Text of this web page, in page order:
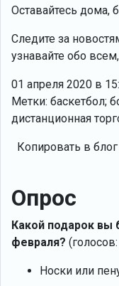
Оставайтесь дома,
Следите за
узнавайте обо
01 апреля 2020 в
Метки: баскетбол;
дистанционная
Копировать в блог
Опрос
Какой подарок вы
февраля?
Носки или